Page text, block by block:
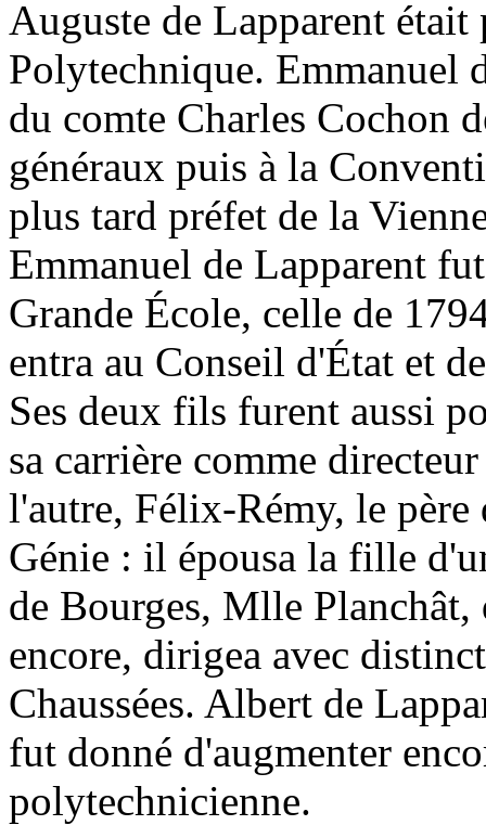
Auguste de Lapparent était
Polytechnique. Emmanuel
du comte Charles Cochon
généraux puis à la
plus tard préfet de la
Emmanuel de Lapparent
Grande École, celle de
entra au Conseil d'État et
Ses deux fils furent aussi
sa carrière comme
l'autre, Félix-Rémy, le
Génie : il épousa la fille
de Bourges, Mlle
encore, dirigea avec
Chaussées. Albert de
fut donné d'augmenter
polytechnicienne.